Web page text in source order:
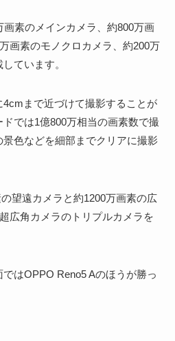
画素のメインカメラ、約800万画
画素のモノクロカメラ、約200万
ています。
まで近づけて撮影することが
では1億800万相当の画素数で撮
色などを細部までクリアに撮影
望遠カメラと約1200万画素の広
広角カメラのトリプルカメラを
はOPPO Reno5 Aのほうが勝っ